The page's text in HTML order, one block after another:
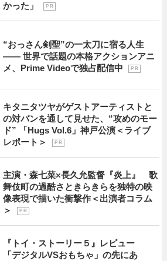
かった」
P R
“おっさん剣聖”の一太刀に宿る人生
―― 世界で話題の本格アクションアニ
メ、Prime Videoで独占配信中
P R
キタニタツヤがゲストアーティストと
の対バンを通して見せた、“攻めのモー
ド” 「Hugs Vol.6」神戸公演＜ライブ
レポート＞
P R
主演・森七菜×長久允監督『炎上』 歌
舞伎町の過酷さときらきらを独特の映
像表現で描いた衝撃作＜出演者コラム
＞
P R
『トイ・ストーリー５』レビュー
「デジタルVSおもちゃ」の先にあ